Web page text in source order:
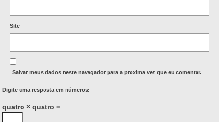
Site
Salvar meus dados neste navegador para a próxima vez que eu comentar.
Digite uma resposta em números:
quatro × quatro =